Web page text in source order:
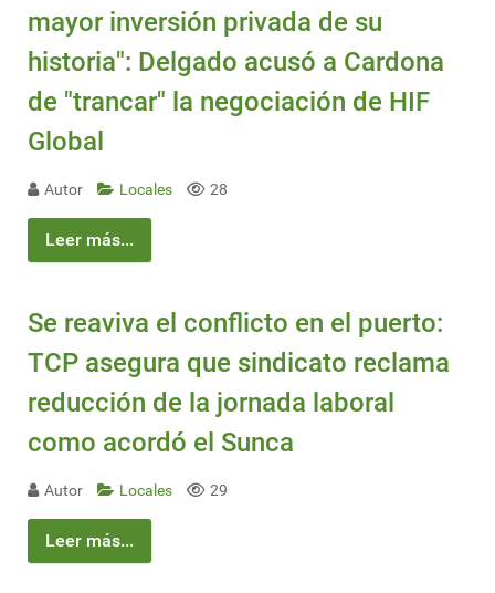
mayor inversión privada de su
historia": Delgado acusó a Cardona
de "trancar" la negociación de HIF
Global
Autor Locales 28
Leer más...
Se reaviva el conflicto en el puerto:
TCP asegura que sindicato reclama
reducción de la jornada laboral
como acordó el Sunca
Autor Locales 29
Leer más...